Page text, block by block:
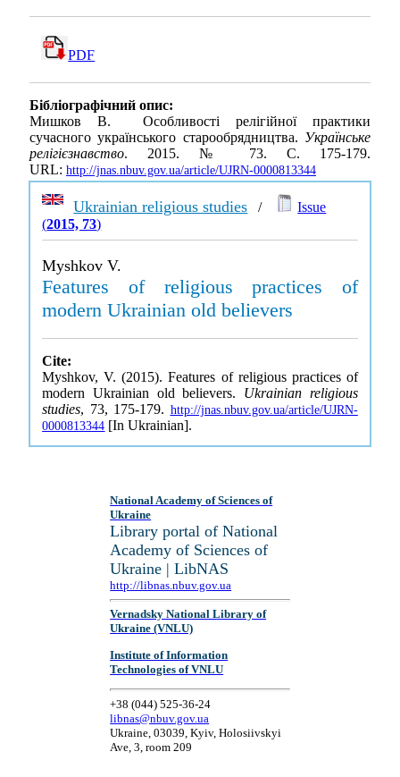
PDF
Бібліографічний опис:
Мишков В. Особливості релігійної практики
сучасного українського старообрядництва. Українське
релігієзнавство. 2015. № 73. С. 175-179.
URL: http://jnas.nbuv.gov.ua/article/UJRN-0000813344
Ukrainian religious studies /
Issue
(2015, 73)
Myshkov V.
Features of religious practices of
modern Ukrainian old believers
Cite:
Myshkov, V. (2015). Features of religious practices of
modern Ukrainian old believers. Ukrainian religious
studies, 73, 175-179. http://jnas.nbuv.gov.ua/article/UJRN-
0000813344 [In Ukrainian].
National Academy of Sciences of
Ukraine
Library portal of National
Academy of Sciences of
Ukraine | LibNAS
http://libnas.nbuv.gov.ua
Vernadsky National Library of
Ukraine (VNLU)
Institute of Information
Technologies of VNLU
+38 (044) 525-36-24
libnas@nbuv.gov.ua
Ukraine, 03039, Kyiv, Holosiivskyi
Ave, 3, room 209